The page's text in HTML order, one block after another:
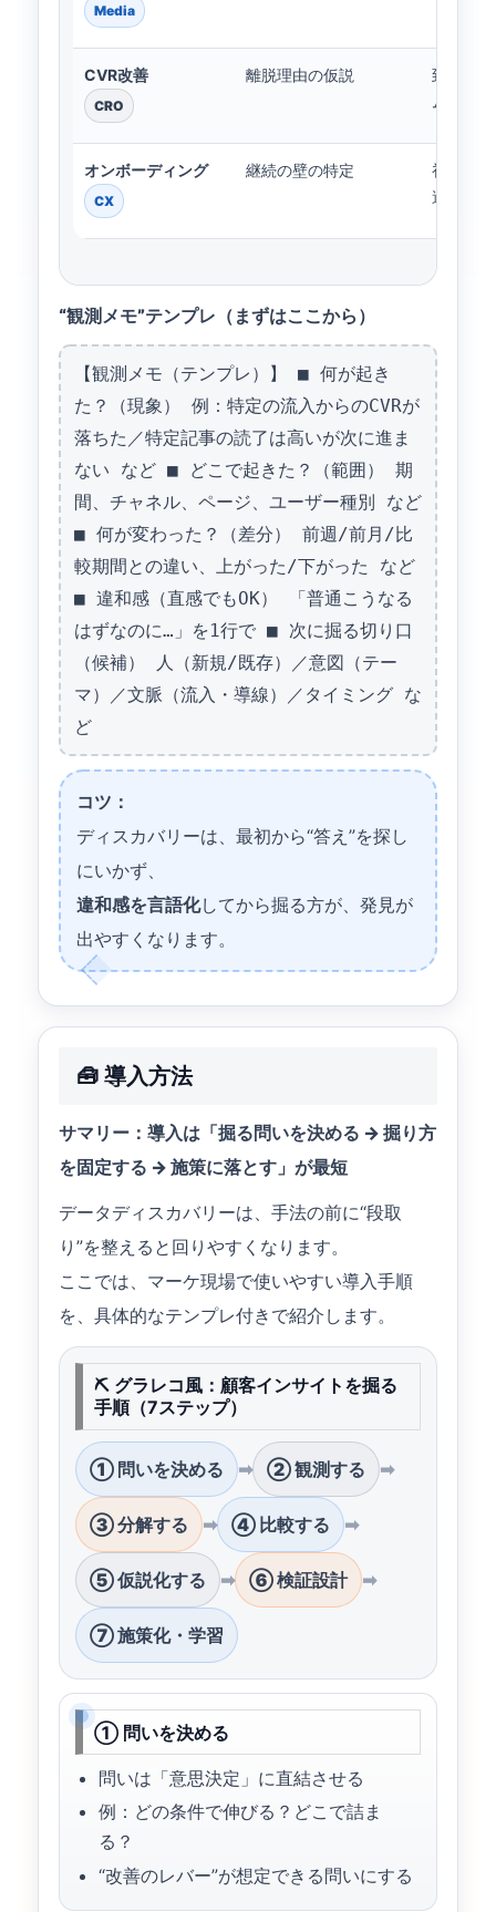
Media
CVR改善
CRO
離脱理由の仮説
到達/離
ム挙動
オンボーディング
CX
継続の壁の特定
初期行
達
“観測メモ”テンプレ（まずはここから）
【観測メモ（テンプレ）】 ■ 何が起き
た？（現象） 例：特定の流入からのCVRが
落ちた／特定記事の読了は高いが次に進ま
ない など ■ どこで起きた？（範囲） 期
間、チャネル、ページ、ユーザー種別 など
■ 何が変わった？（差分） 前週/前月/比
較期間との違い、上がった/下がった など
■ 違和感（直感でもOK） 「普通こうなる
はずなのに…」を1行で ■ 次に掘る切り口
（候補） 人（新規/既存）／意図（テー
マ）／文脈（流入・導線）／タイミング な
ど
コツ：
ディスカバリーは、最初から“答え”を探し
にいかず、
違和感を言語化してから掘る方が、発見が
出やすくなります。
🧰 導入方法
サマリー：導入は「掘る問いを決める → 掘り方
を固定する → 施策に落とす」が最短
データディスカバリーは、手法の前に“段取
り”を整えると回りやすくなります。
ここでは、マーケ現場で使いやすい導入手順
を、具体的なテンプレ付きで紹介します。
⛏ グラレコ風：顧客インサイトを掘る
手順（7ステップ）
① 問いを決める ➡ ② 観測する ➡
③ 分解する ➡ ④ 比較する ➡
⑤ 仮説化する ➡ ⑥ 検証設計 ➡
⑦ 施策化・学習
① 問いを決める
問いは「意思決定」に直結させる
例：どの条件で伸びる？どこで詰ま
る？
“改善のレバー”が想定できる問いにする